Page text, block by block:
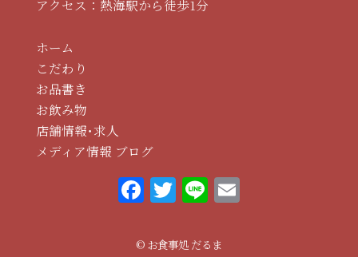
アクセス：熱海駅から徒歩1分
ホーム
こだわり
お品書き
お飲み物
店舗情報･求人
メディア情報 ブログ
F
c
T
it
Li
e
© お食事処 だるま